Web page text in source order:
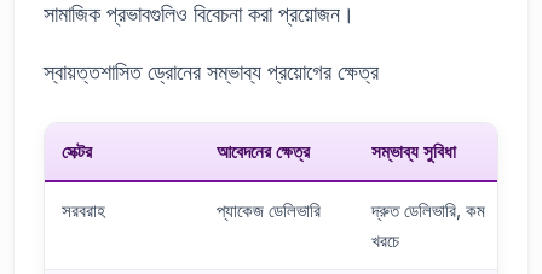
সামাজিক প্রভাবগুলিও বিবেচনা করা প্রয়োজন।
স্বায়ত্তশাসিত ড্রোনের সম্ভাব্য প্রয়োগের ক্ষেত্র
সেক্টর আবেদনের ক্ষেত্র সম্ভাব্য সুবিধা
সরবরাহ প্যাকেজ ডেলিভারি
দ্রুত ডেলিভারি, কম
খরচে